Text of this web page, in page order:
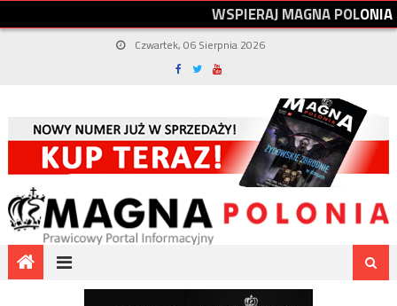
WSPIERAJMAGNAPOLONIA
Czwartek, 06 Sierpnia 2026